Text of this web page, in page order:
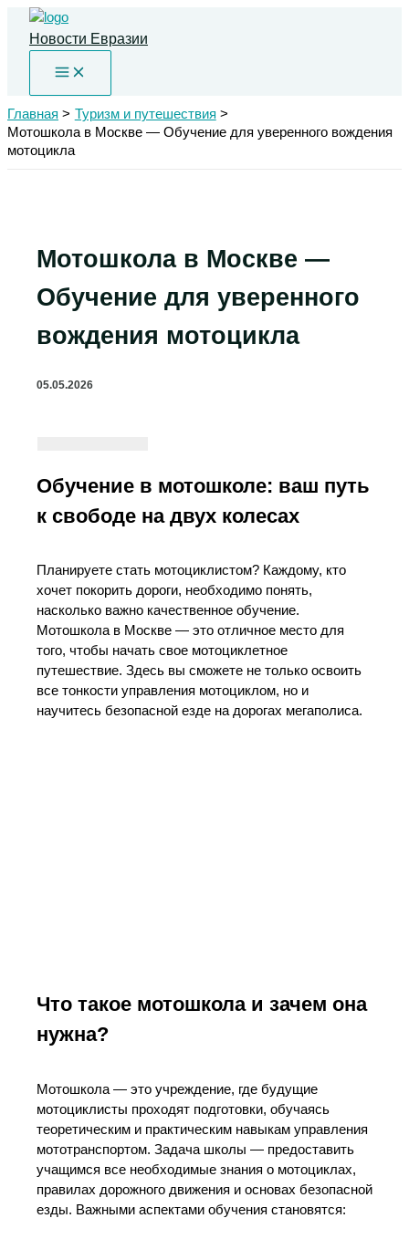
Перейти
содержимому
Новости Евразии
Главная
Туризм и путешествия
Мотошкола в Москве — Обучение для уверенного вождения
мотоцикла
Мотошкола в Москве —
Обучение для уверенного
вождения мотоцикла
05.05.2026
Обучение в мотошколе: ваш путь
к свободе на двух колесах
Планируете стать мотоциклистом? Каждому, кто
хочет покорить дороги, необходимо понять,
насколько важно качественное обучение.
Мотошкола в Москве — это отличное место для
того, чтобы начать свое мотоциклетное
путешествие. Здесь вы сможете не только освоить
все тонкости управления мотоциклом, но и
научитесь безопасной езде на дорогах мегаполиса.
Что такое мотошкола и зачем она
нужна?
Мотошкола — это учреждение, где будущие
мотоциклисты проходят подготовки, обучаясь
теоретическим и практическим навыкам управления
мототранспортом. Задача школы — предоставить
учащимся все необходимые знания о мотоциклах,
правилах дорожного движения и основах безопасной
езды. Важными аспектами обучения становятся: